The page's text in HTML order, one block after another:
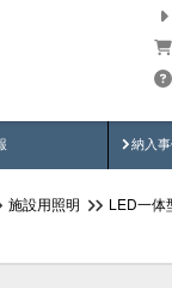
納入
納
施設用照明 LED一体